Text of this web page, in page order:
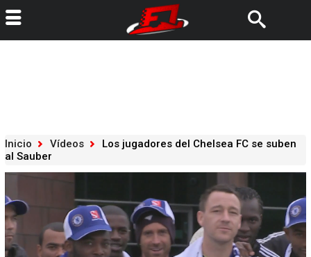
Inicio Vídeos
Los jugadores del Chelsea FC se suben
al Sauber